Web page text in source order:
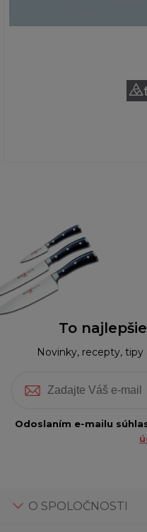
To
Novinky, recepty, tipy
Odoslaním e-mailu
O SPOLOČNOSTI